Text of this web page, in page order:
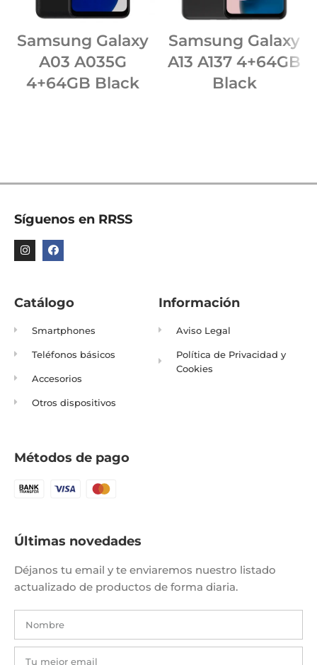
Samsung Galaxy
A03 A035G
4+64GB Black
Samsung Galaxy
A13 A137 4+64GB
Black
Síguenos en RRSS
Catálogo
Smartphones
Teléfonos básicos
Accesorios
Otros dispositivos
Métodos de pago
Información
Aviso Legal
Política de Privacidad y
Cookies
Últimas novedades
Déjanos tu email y te enviaremos nuestro listado
actualizado de productos de forma diaria.